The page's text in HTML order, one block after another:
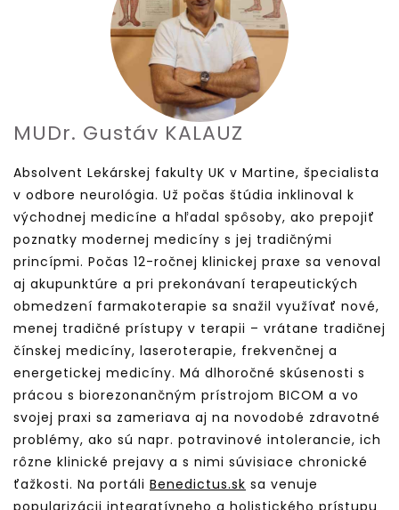
MUDr. Gustáv KALAUZ
Absolvent Lekárskej fakulty UK v Martine, špecialista
v odbore neurológia. Už počas štúdia inklinoval k
východnej medicíne a hľadal spôsoby, ako prepojiť
poznatky modernej medicíny s jej tradičnými
princípmi. Počas 12-ročnej klinickej praxe sa venoval
aj akupunktúre a pri prekonávaní terapeutických
obmedzení farmakoterapie sa snažil využívať nové,
menej tradičné prístupy v terapii – vrátane tradičnej
čínskej medicíny, laseroterapie, frekvenčnej a
energetickej medicíny. Má dlhoročné skúsenosti s
prácou s biorezonančným prístrojom BICOM a vo
svojej praxi sa zameriava aj na novodobé zdravotné
problémy, ako sú napr. potravinové intolerancie, ich
rôzne klinické prejavy a s nimi súvisiace chronické
ťažkosti. Na portáli Benedictus.sk sa venuje
popularizácii integratívneho a holistického prístupu